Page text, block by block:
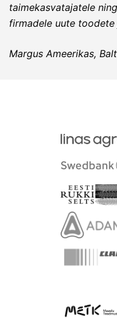
taimekasvatajatele
firmadele uute
Margus Ameerikas,